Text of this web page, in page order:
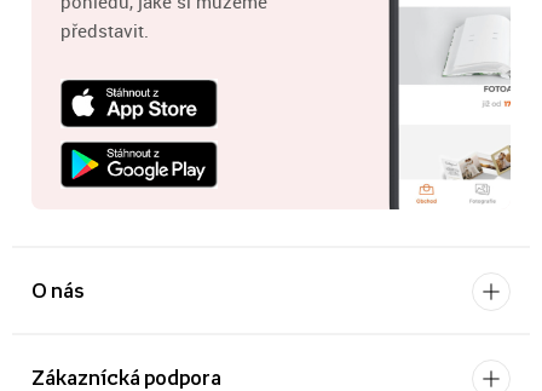
představit.
O nás
Zákaznícká podpora